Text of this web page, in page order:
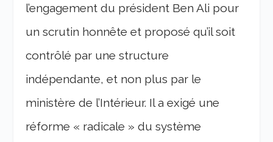
l’engagement du président Ben Ali pour
un scrutin honnête et proposé qu’il soit
contrôlé par une structure
indépendante, et non plus par le
ministère de l’Intérieur. Il a exigé une
réforme « radicale » du système